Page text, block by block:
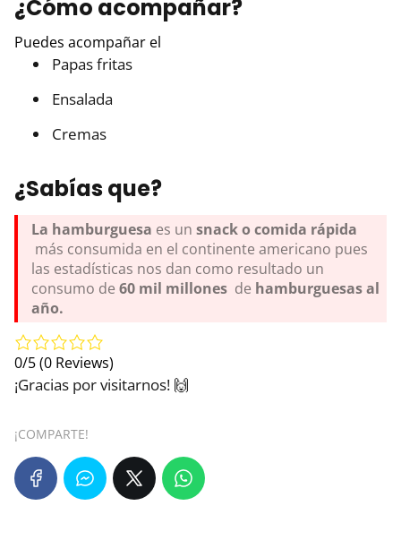
¿Cómo acompañar?
Puedes acompañar el
Papas fritas
Ensalada
Cremas
¿Sabías que?
La hamburguesa es un snack o comida rápida
más consumida en el continente americano pues
las estadísticas nos dan como resultado un
consumo de 60 mil millones de hamburguesas al
año.
0/5(0 Reviews)
¡Gracias por visitarnos! 🙌
¡COMPARTE!